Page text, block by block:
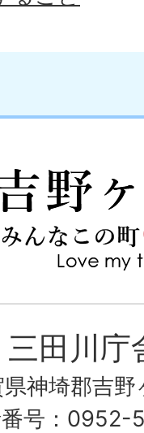
三田川庁
神埼郡吉野
号：0952-